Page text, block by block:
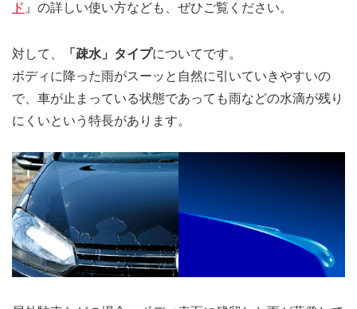
ド 』の詳しい使い方なども、ぜひご覧ください。
対して、 「疎水」タイプについてです。
ボディに降った雨がスーッと自然に引いていきやすいの
で、車が止まっている状態であっても雨などの水滴が残り
にくいという特長があります。